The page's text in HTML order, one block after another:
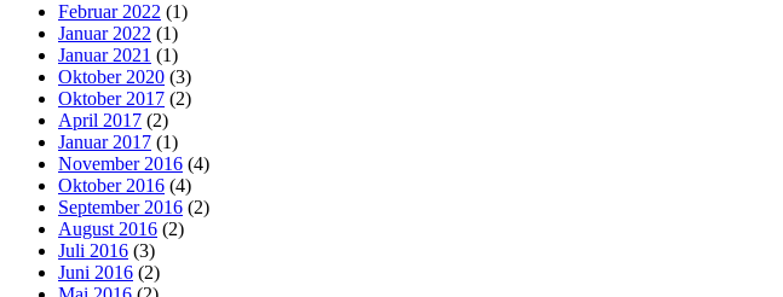
Februar 2022 (1)
Januar 2022 (1)
Januar 2021 (1)
Oktober 2020 (3)
Oktober 2017 (2)
April 2017 (2)
Januar 2017 (1)
November 2016 (4)
Oktober 2016 (4)
September 2016 (2)
August 2016 (2)
Juli 2016 (3)
Juni 2016 (2)